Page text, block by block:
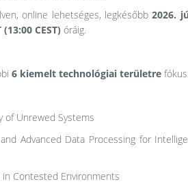
online lehetséges, legkésőbb2026.
CEST) óráig.
6 kiemelt technológiai területre
of Unrewed Systems
Advanced Data Processing for
Contested Environments